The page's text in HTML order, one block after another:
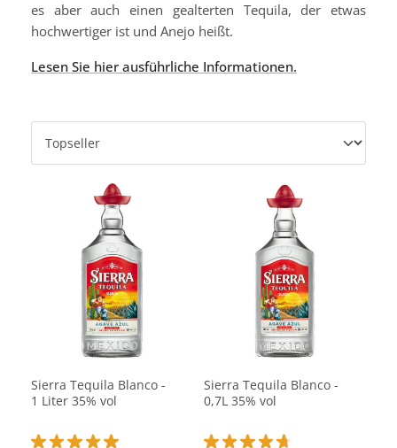
es aber auch einen gealterten Tequila, der etwas
hochwertiger ist und Anejo heißt.
Lesen Sie hier ausführliche Informationen.
Sierra Tequila Blanco -
1 Liter 35% vol
Sierra Tequila Blanco -
0,7L 35% vol